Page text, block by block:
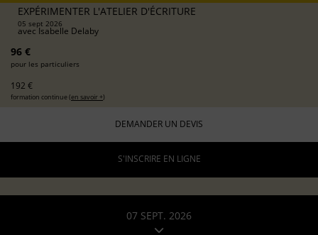
EXPÉRIMENTER L'ATELIER D'ÉCRITURE
05 sept 2026
avecIsabelle Delaby
96 €
pour les particuliers
192 €
formation continue (en savoir +)
DEMANDER UN DEVIS
S'INSCRIRE EN LIGNE
07 SEPT. 2026